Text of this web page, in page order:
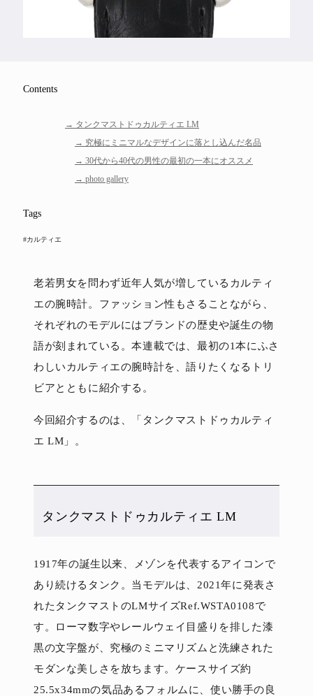
Contents
タンクマストドゥカルティエ LM
究極にミニマルなデザインに落とし込んだ名品
30代から40代の男性の最初の一本にオススメ
photo gallery
Tags
#カルティエ
老若男女を問わず近年人気が増しているカルティ
エの腕時計。ファッション性もさることながら、
それぞれのモデルにはブランドの歴史や誕生の物
語が刻まれている。本連載では、最初の1本にふさ
わしいカルティエの腕時計を、語りたくなるトリ
ビアとともに紹介する。
今回紹介するのは、「タンクマストドゥカルティ
エ LM」。
タンクマストドゥカルティエ LM
1917年の誕生以来、メゾンを代表するアイコンで
あり続けるタンク。当モデルは、2021年に発表さ
れたタンクマストのLMサイズRef.WSTA0108で
す。ローマ数字やレールウェイ目盛りを排した漆
黒の文字盤が、究極のミニマリズムと洗練された
モダンな美しさを放ちます。ケースサイズ約
25.5x34mmの気品あるフォルムに、使い勝手の良